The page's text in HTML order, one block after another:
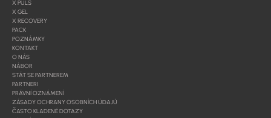
X PULS
X GEL
X RECOVERY
PACK
POZNÁMKY
KONTAKT
O NÁS
NÁBOR
STÁT SE PARTNEREM
PARTNERI
PRÁVNÍ OZNÁMENÍ
ZÁSADY OCHRANY OSOBNÍCH ÚDAJŮ
ČASTO KLADENÉ DOTAZY